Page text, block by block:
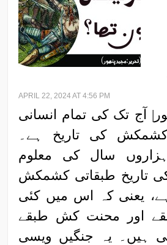
APRIL 22, 2024 AT 4:56 PM
آج تک کی تمام انسانی
کشمکش کی تاریخ ہے۔
سال کی معلوم
تاریخ طبقاتی کشمکش
یعنی کہ اس میں کئی
اور محنت کش طبقے
ہیں۔ یہ جنگیں ویسی